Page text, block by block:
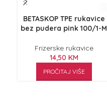
BETASKOP TPE rukavice
bez pudera pink 100/1-M
Frizerske rukavice
14,50 KM
PROČITAJ VIŠE